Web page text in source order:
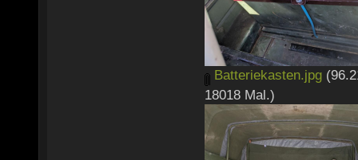
Batteriekasten.jpg
18018 Mal.)